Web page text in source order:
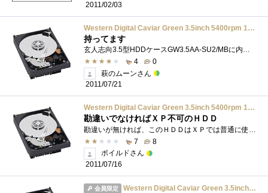
2011/02/03
Western Digital Caviar Green 3.5inch 5400rpm 1TB 64MB SATA/3.0Gbs WD10EARS
持ってます
玄人志向3.5型HDDケースGW3.5AA-SU2/MBに内蔵して、データのバックアップに使用。バックアップ専用にHDDを購入したのはこれが初なので、いま使ってい...
4
0
萩のムーンさん
2011/07/21
Western Digital Caviar Green 3.5inch 5400rpm 1TB 64MB SATA/3.0Gbs WD10EARS
勘違いでなければＸＰ不可のＨＤＤ
勘違いが無ければ、このＨＤＤはＸＰでは普通に使うことができません。ＷＤアラインか何とかっていうソフトを入れないと、ＸＰではとても遅�...
7
8
ボイルドさん
2011/07/16
会員限定 Western Digital Caviar Green 3.5inch 5400rpm 1TB 64MB SATA/3.0Gbs WD10EARS